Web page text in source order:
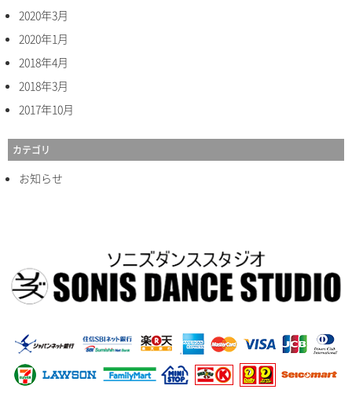
2020年3月
2020年1月
2018年4月
2018年3月
2017年10月
カテゴリ
お知らせ